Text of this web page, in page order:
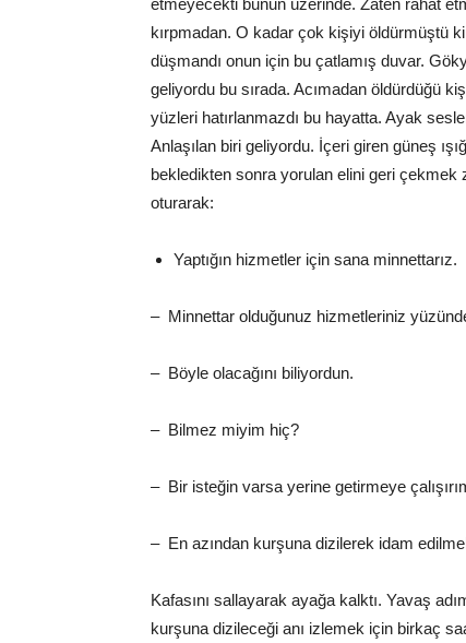
etmeyecekti bunun üzerinde. Zaten rahat
kırpmadan. O kadar çok kişiyi öldürmüştü
düşmandı onun için bu çatlamış duvar.
geliyordu bu sırada. Acımadan öldürdüğü
yüzleri hatırlanmazdı bu hayatta. Ayak
Anlaşılan biri geliyordu. İçeri giren güneş
bekledikten sonra yorulan elini geri çekmek
oturarak:
Yaptığın hizmetler için sana minnettarız.
– Minnettar olduğunuz hizmetleriniz
– Böyle olacağını biliyordun.
– Bilmez miyim hiç?
– Bir isteğin varsa yerine getirmeye
– En azından kurşuna dizilerek idam
Kafasını sallayarak ayağa kalktı. Yavaş
kurşuna dizileceği anı izlemek için birkaç